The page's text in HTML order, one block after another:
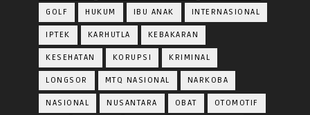
GOLF HUKUM IBU ANAK INTERNASIONAL
IPTEK KARHUTLA KEBAKARAN
KESEHATAN KORUPSI KRIMINAL
LONGSOR MTQ NASIONAL NARKOBA
NASIONAL NUSANTARA OBAT OTOMOTIF